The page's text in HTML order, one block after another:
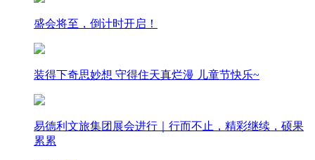
盛会将至，倒计时开启！
装得下奇思妙想 守得住天真烂漫 儿童节快乐~
易德利文旅集团展会进行｜行而不止，精彩继续，硕果
累累